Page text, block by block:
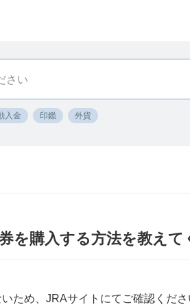
入金 印鑑 外貨
を購入する方法を教え
ため、JRAサイトにてご確認くださ